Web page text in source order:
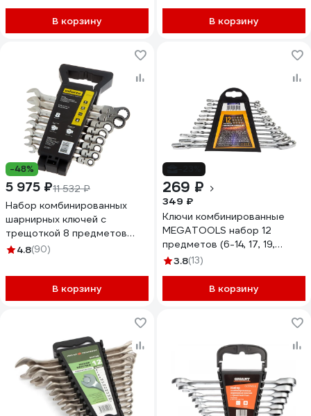
В корзину В корзину
-48%
5 975 ₽11 532 ₽
Набор комбинированных
шарнирных ключей с
трещоткой 8 предметов
Inforce, Сталь Cr-V, 8-19мм,
4.8(90)
В корзину
269 ₽
349 ₽
Ключи комбинированные
MEGATOOLS набор 12
предметов (6-14, 17, 19,
22мм) в пласт. держателе
3.8(13)
В корзину